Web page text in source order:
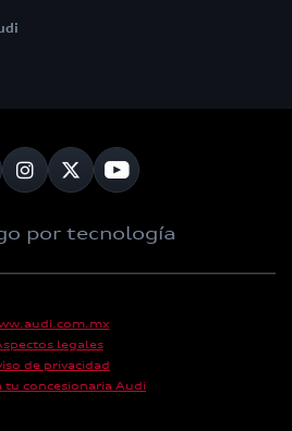
por tecnología
legales
de privacidad
tu concesionaria Audi